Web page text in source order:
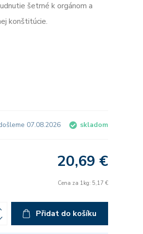
šetrné k orgánom a
konštitúcie.
07.08.2026 skladom
20,69 €
Cena za 1kg: 5,17 €
Přidat do košíku